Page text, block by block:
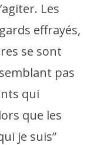
Les
effrayés,
se sont
pas
qui
que les
je suis”